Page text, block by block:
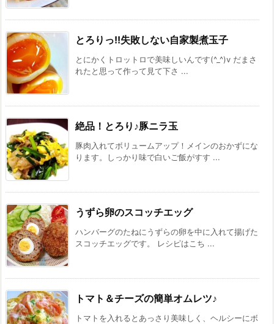
とろりっ!!失敗しない自家製煮玉子
とにかくトロットロで美味しいんです(^_^)v だまさ
れたと思って作って見て下さ ...
絶品！とろり♪豚ニラ玉
豚肉入れてボリュームアップ！メインのおかずにな
ります。しっかり味で白いご飯がすす ...
うずら卵のスコッチエッグ
ハンバーグのたねにうずらの卵を中に入れて揚げた
スコッチエッグです。 レシピはこち ...
トマト＆チーズの簡単オムレツ♪
トマトを入れるとあっさり美味しく、ヘルシーにボ